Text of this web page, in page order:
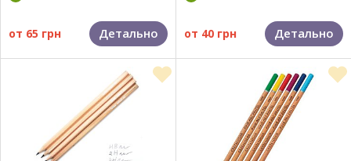
от 65 грн Детально от 40 грн Детально